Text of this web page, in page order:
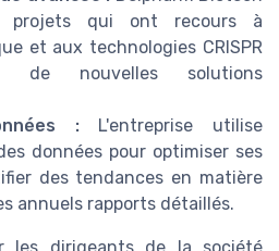
projets qui ont recours à
et aux technologies CRISPR
de nouvelles solutions
:L'entreprise utilise
données pour optimiser ses
des tendances en matière
annuels rapports détaillés.